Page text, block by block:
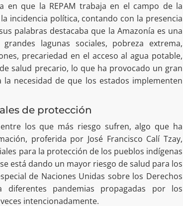
en que la REPAM trabaja en el campo de la
incidencia política, contando con la presencia
palabras destacaba que la Amazonía es una
lagunas sociales, pobreza extrema,
precariedad en el acceso al agua potable,
salud precario, lo que ha provocado un gran
necesidad de que los estados implementen
de protección
los que más riesgo sufren, algo que ha
proferida por José Francisco Calí Tzay,
para la protección de los pueblos indígenas
está dando un mayor riesgo de salud para los
de Naciones Unidas sobre los Derechos
diferentes pandemias propagadas por los
intencionadamente.